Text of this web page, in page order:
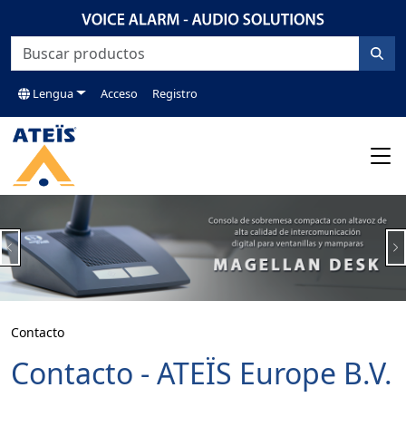
Lengua Acceso Registro
Previous
Contacto
Contacto - ATEÏS Europe B.V.